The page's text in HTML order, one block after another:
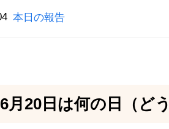
本日の報告
6月20日は何の日（ど